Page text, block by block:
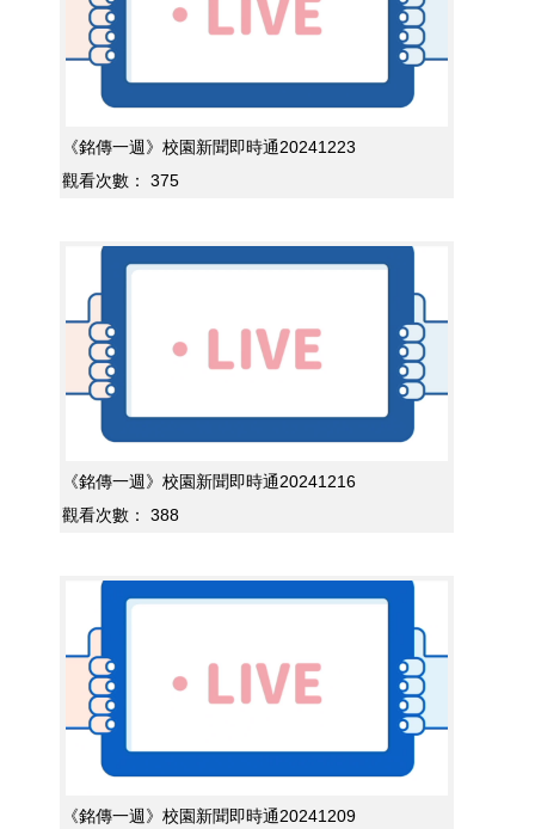
《銘傳一週》校園新聞即時通20241223
觀看次數：
375
《銘傳一週》校園新聞即時通20241216
觀看次數：
388
《銘傳一週》校園新聞即時通20241209